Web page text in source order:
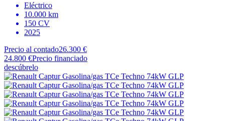
Eléctrico
10.000 km
150 CV
2025
Precio al contado26.300 €
24.800 €Precio financiado
descúbrelo